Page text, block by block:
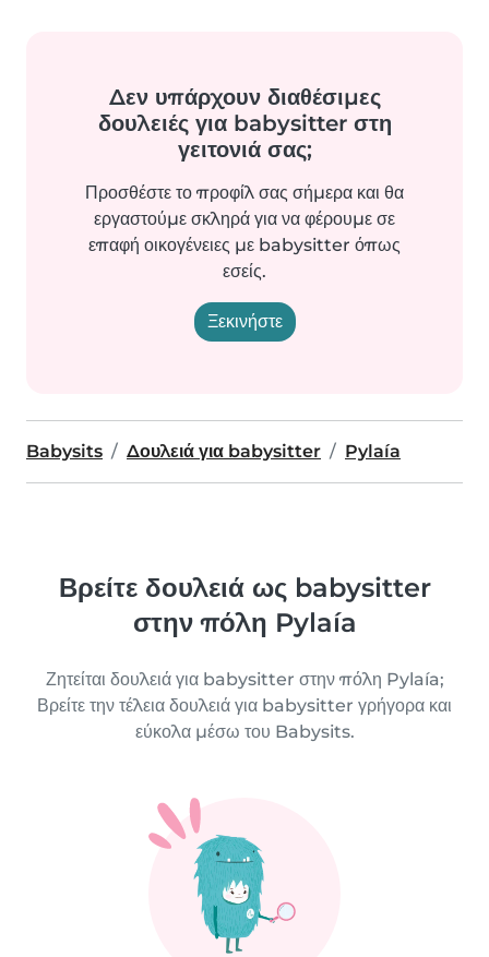
Δεν υπάρχουν διαθέσιμες
δουλειές για babysitter στη
γειτονιά σας;
Προσθέστε το προφίλ σας σήμερα και θα
εργαστούμε σκληρά για να φέρουμε σε
επαφή οικογένειες με babysitter όπως
εσείς.
Ξεκινήστε
Babysits Δουλειά για babysitter Pylaía
Βρείτε δουλειά ως babysitter
στην πόλη Pylaía
Ζητείται δουλειά για babysitter στην πόλη Pylaía;
Βρείτε την τέλεια δουλειά για babysitter γρήγορα και
εύκολα μέσω του Babysits.